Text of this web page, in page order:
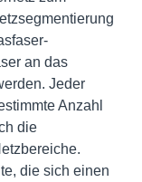
an das
Jeder
Anzahl
die
die sich einen